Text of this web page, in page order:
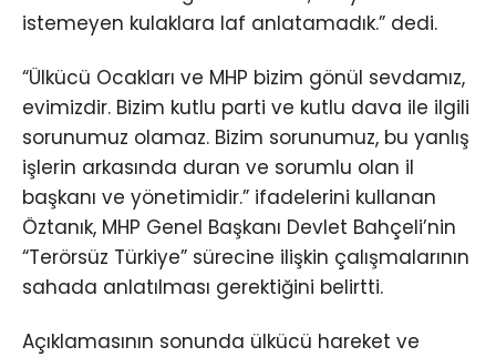
istemeyen kulaklara laf anlatamadık.” dedi.
“Ülkücü Ocakları ve MHP bizim gönül sevdamız,
evimizdir. Bizim kutlu parti ve kutlu dava ile ilgili
sorunumuz olamaz. Bizim sorunumuz, bu yanlış
işlerin arkasında duran ve sorumlu olan il
başkanı ve yönetimidir.” ifadelerini kullanan
Öztanık, MHP Genel Başkanı Devlet Bahçeli’nin
“Terörsüz Türkiye” sürecine ilişkin çalışmalarının
sahada anlatılması gerektiğini belirtti.
Açıklamasının sonunda ülkücü hareket ve